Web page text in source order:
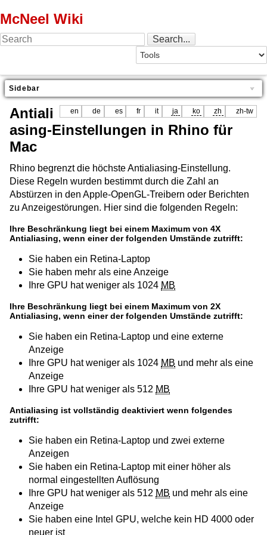
McNeel Wiki
Sidebar
en de es fr it ja ko zh zh-tw
Antiali
asing-Einstellungen in Rhino für
Mac
Rhino begrenzt die höchste Antialiasing-Einstellung.
Diese Regeln wurden bestimmt durch die Zahl an
Abstürzen in den Apple-OpenGL-Treibern oder Berichten
zu Anzeigestörungen. Hier sind die folgenden Regeln:
Ihre Beschränkung liegt bei einem Maximum von 4X
Antialiasing, wenn einer der folgenden Umstände zutrifft:
Sie haben ein Retina-Laptop
Sie haben mehr als eine Anzeige
Ihre GPU hat weniger als 1024 MB
Ihre Beschränkung liegt bei einem Maximum von 2X
Antialiasing, wenn einer der folgenden Umstände zutrifft:
Sie haben ein Retina-Laptop und eine externe
Anzeige
Ihre GPU hat weniger als 1024 MB und mehr als eine
Anzeige
Ihre GPU hat weniger als 512 MB
Antialiasing ist vollständig deaktiviert wenn folgendes
zutrifft:
Sie haben ein Retina-Laptop und zwei externe
Anzeigen
Sie haben ein Retina-Laptop mit einer höher als
normal eingestellten Auflösung
Ihre GPU hat weniger als 512 MB und mehr als eine
Anzeige
Sie haben eine Intel GPU, welche kein HD 4000 oder
neuer ist